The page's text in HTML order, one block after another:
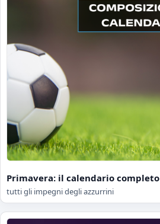
Primavera: il calendario completo
tutti gli impegni degli azzurrini